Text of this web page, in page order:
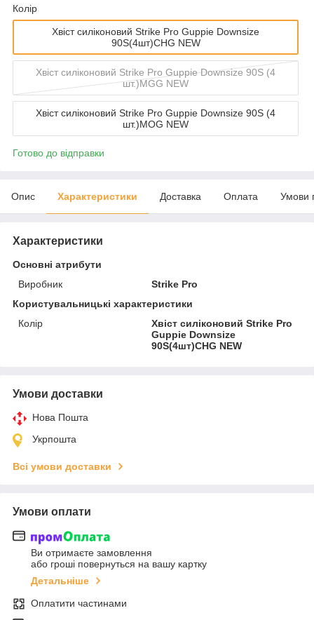
Колір
Хвіст силіконовий Strike Pro Guppie Downsize
90S(4шт)CHG NEW
Хвіст силіконовий Strike Pro Guppie Downsize 90S (4
шт.)MGG NEW
Хвіст силіконовий Strike Pro Guppie Downsize 90S (4
шт.)MOG NEW
Готово до відправки
Опис Характеристики Доставка Оплата Умови
Характеристики
Основні атрибути
Виробник
Strike Pro
Користувальницькі характеристики
Колір
Хвіст силіконовий Strike Pro
Guppie Downsize
90S(4шт)CHG NEW
Умови доставки
Нова Пошта
Укрпошта
Всі умови доставки
Умови оплати
Ви отримаєте замовлення
або гроші повернуться на вашу картку
Детальніше
Оплатити частинами